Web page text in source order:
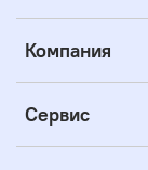
Компания
Сервис